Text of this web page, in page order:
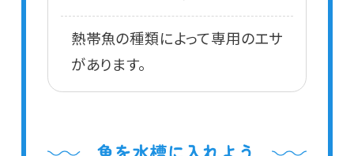
熱帯魚の種類によって専用のエサ
があります。